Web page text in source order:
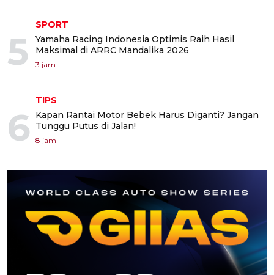
5
SPORT
Yamaha Racing Indonesia Optimis Raih Hasil
Maksimal di ARRC Mandalika 2026
3 jam
6
TIPS
Kapan Rantai Motor Bebek Harus Diganti? Jangan
Tunggu Putus di Jalan!
8 jam